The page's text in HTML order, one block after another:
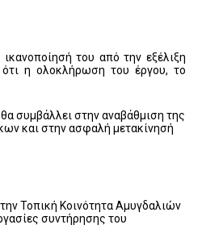
του από την εξέλιξη
η ολοκλήρωση του έργου, το
συμβάλλει στην αναβάθμιση της
και στην ασφαλή μετακίνησή
Τοπική Κοινότητα Αμυγδαλιών
συντήρησης του